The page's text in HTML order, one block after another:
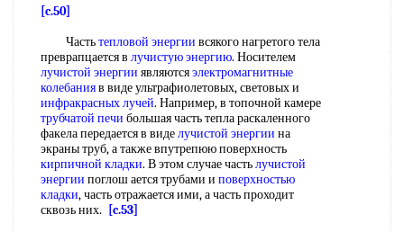
[c.50]
Частьтепловой энергии всякого нагретого тела
преврапцается в лучистую энергию. Носителем
лучистой энергии являютсяэлектромагнитные
колебанияв виде ультрафиолетовых, световых и
инфракрасных лучей. Например, в топочной камере
трубчатой печи большая часть тепла раскаленного
факела передается в виделучистой энергии на
экраны труб, а также впутрепюю поверхность
кирпичной кладки. В этом случае частьлучистой
энергии поглош ается трубами и поверхностью
кладки, часть отражается ими, а часть проходит
сквозь них.
[c.53]